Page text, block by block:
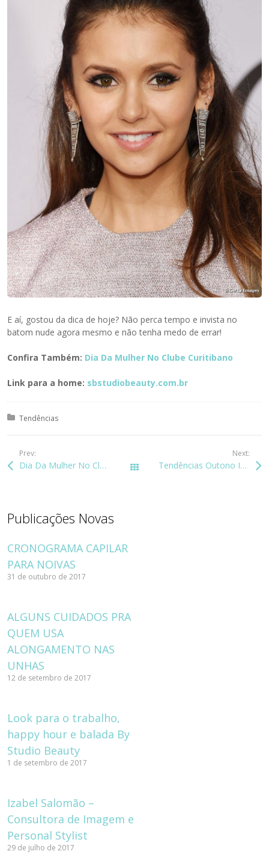
E aí, gostou da dica de hoje? Não perca tempo e invista no
batom nude agora mesmo e não tenha medo de errar!
Confira Também: Dia Da Mulher No Clube Curitibano
Link para a home: sbstudiobeauty.com.br
Posted in:
Tendências
Prev:
Dia Da Mulher No Clube Curitibano Todos os posts
Next:
Tendências Outono Inverno 2016
Publicações Novas
CRONOGRAMA CAPILAR
PARA NOIVAS
31 de outubro de 2017
ALGUNS CUIDADOS PRA
QUEM USA
ALONGAMENTO NAS
UNHAS
12 de setembro de 2017
Look para o trabalho,
happy hour e balada By
Studio Beauty
1 de setembro de 2017
Izabel Salomão –
Consultora de Imagem e
Personal Stylist
29 de julho de 2017